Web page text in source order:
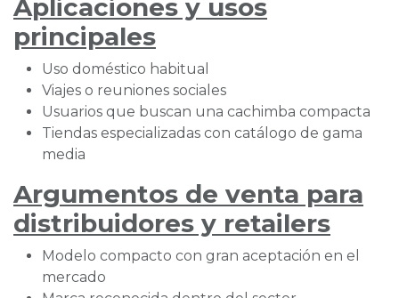
Aplicaciones y usos
principales
Uso doméstico habitual
Viajes o reuniones sociales
Usuarios que buscan una cachimba compacta
Tiendas especializadas con catálogo de gama
media
Argumentos de venta para
distribuidores y retailers
Modelo compacto con gran aceptación en el
mercado